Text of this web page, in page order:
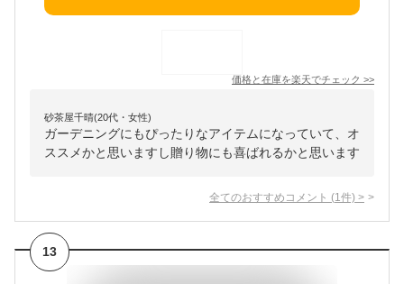
価格と在庫を楽天でチェック >>
砂茶屋千晴(20代・女性)
ガーデニングにもぴったりなアイテムになっていて、オ
ススメかと思いますし贈り物にも喜ばれるかと思います
全てのおすすめコメント (1 件) >
13